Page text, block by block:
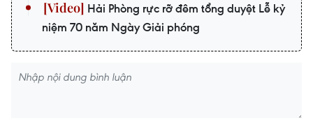
Hải Phòng rực rỡ đêm tổng duyệt Lễ kỷ
niệm 70 năm Ngày Giải phóng